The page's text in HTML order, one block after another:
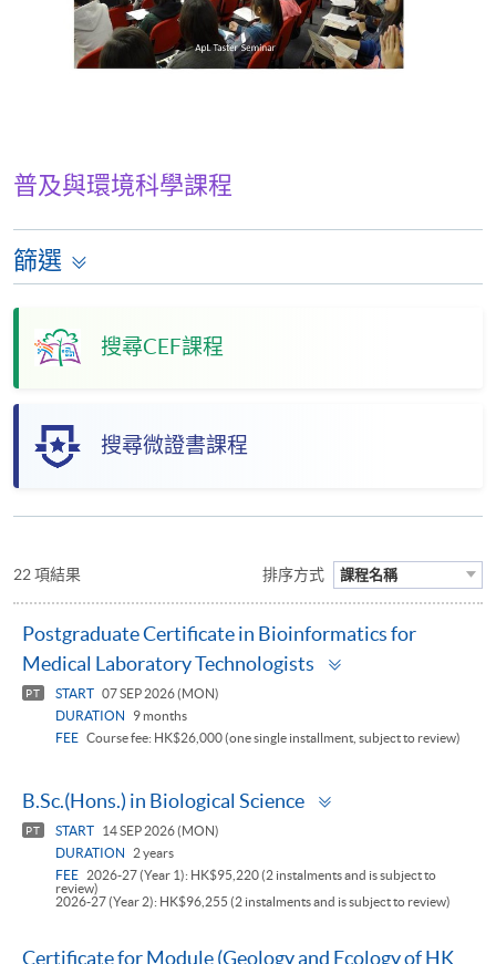
普及與環境科學課程
篩選
搜尋CEF課程
搜尋微證書課程
22 項結果 排序方式 課程名稱
Postgraduate Certificate in Bioinformatics for
Medical Laboratory Technologists
PT START 07 SEP 2026 (MON)
DURATION
9 months
FEE Course fee: HK$26,000 (one single installment, subject to review)
B.Sc.(Hons.) in Biological Science
PT START
14 SEP 2026 (MON)
DURATION
2 years
FEE
2026-27 (Year 1): HK$95,220 (2 instalments and is subject to
review)
2026-27 (Year 2): HK$96,255 (2 instalments and is subject to review)
Certificate for Module (Geology and Ecology of HK